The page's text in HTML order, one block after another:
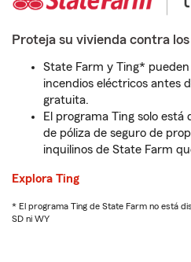
Proteja su vivienda contra
State Farm y Ting*
incendios eléctricos antes
gratuita.
El programa Ting solo
de póliza de seguro de
inquilinos de State Farm
Explora Ting
* El programa Ting de State Farm no está
SD ni WY